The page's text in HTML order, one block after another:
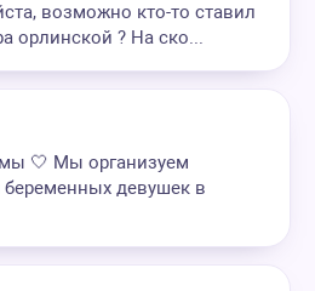
возможно кто-то ставил
орлинской ? На ско...
🤍 Мы организуем
девушек в